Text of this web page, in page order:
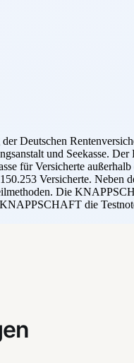
Deutschen
und Seekasse.
für Versicherte
Versicherte. Neben
Die
die